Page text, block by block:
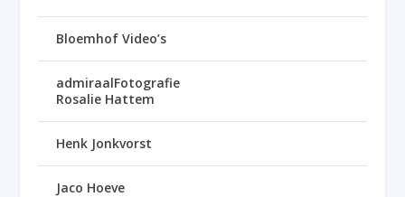
Bloemhof Video’s
admiraalFotografie
Rosalie Hattem
Henk Jonkvorst
Jaco Hoeve